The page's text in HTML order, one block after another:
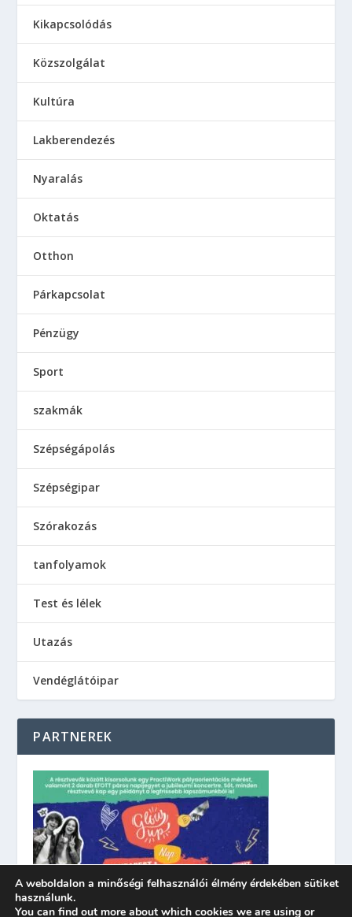
Kikapcsolódás
Közszolgálat
Kultúra
Lakberendezés
Nyaralás
Oktatás
Otthon
Párkapcsolat
Pénzügy
Sport
szakmák
Szépségápolás
Szépségipar
Szórakozás
tanfolyamok
Test és lélek
Utazás
Vendéglátóipar
PARTNEREK
A weboldalon a minőségi felhasználói élmény érdekében sütiket
használunk.
You can find out more about which cookies we are using or